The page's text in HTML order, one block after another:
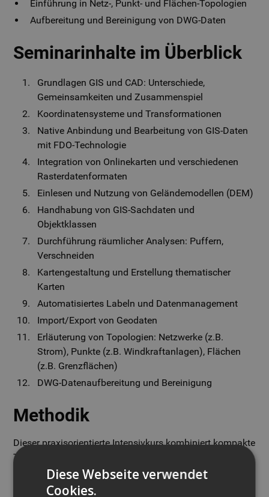
Einführung in Netz-, Punkt- und Flächen-Topologien
Aufbereitung und Bereinigung von DWG-Daten
Seminarinhalte im Überblick
Grundlagen GIS und CAD: Unterschiede,
Gemeinsamkeiten und Zusammenspiel
Koordinatensysteme und Transformationen
Native Anbindung und Bearbeitung von GIS-Daten
mit FDO-Technologie
Integration von Onlinekarten und verschiedenen
Rasterdatenformaten
Einlesen und Nutzung von Geländemodellen (DEM)
Handhabung von GIS-Sachdaten und
Objektklassen
Durchführung räumlicher Analysen: Puffern,
Verschneiden
Kartengestaltung und Erstellung thematischer
Karten
Automatisiertes Labeln und Datenmanagement
Import/Export von Geodaten
Erläuterung von Topologien: Netzwerke (z.B.
Strom), Punkte (z.B. Windkraftanlagen), Flächen
(z.B. Grenzflächen)
DWG-Datenaufbereitung und Bereinigung
Methodik
Dieser praxisorientierte Intensivkurs kombiniert kompakte
Theorieimpulse mit praktischen Übungen am Rechner
anhand eines realitätsnahen Fallbeispiels aus
Landschafts- und Kommunalplanung, sodass Sie das
Diese Webseite verwendet
Cookies.